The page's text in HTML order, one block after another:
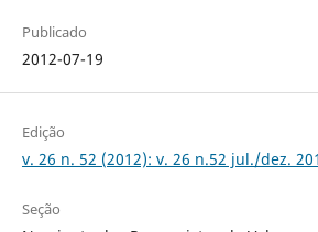
Publicado
2012-07-19
Edição
v. 26 n. 52 (2012): v. 26 n.52 jul./dez.
Seção